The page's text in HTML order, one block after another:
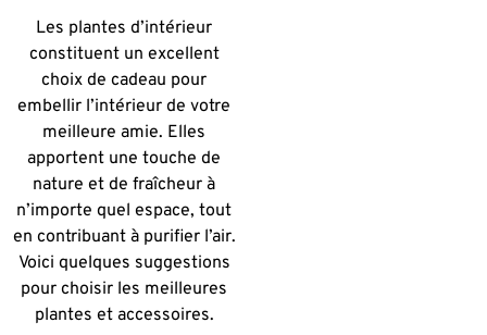
Les plantes d’intérieur
constituent un excellent
choix de cadeau pour
embellir l’intérieur de votre
meilleure amie. Elles
apportent une touche de
nature et de fraîcheur à
n’importe quel espace, tout
en contribuant à purifier l’air.
Voici quelques suggestions
pour choisir les meilleures
plantes et accessoires.